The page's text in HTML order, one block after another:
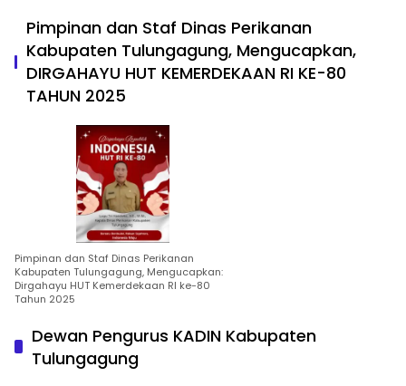
Pimpinan dan Staf Dinas Perikanan
Kabupaten Tulungagung, Mengucapkan,
DIRGAHAYU HUT KEMERDEKAAN RI KE-80
TAHUN 2025
Pimpinan dan Staf Dinas Perikanan
Kabupaten Tulungagung, Mengucapkan:
Dirgahayu HUT Kemerdekaan RI ke-80
Tahun 2025
Dewan Pengurus KADIN Kabupaten
Tulungagung